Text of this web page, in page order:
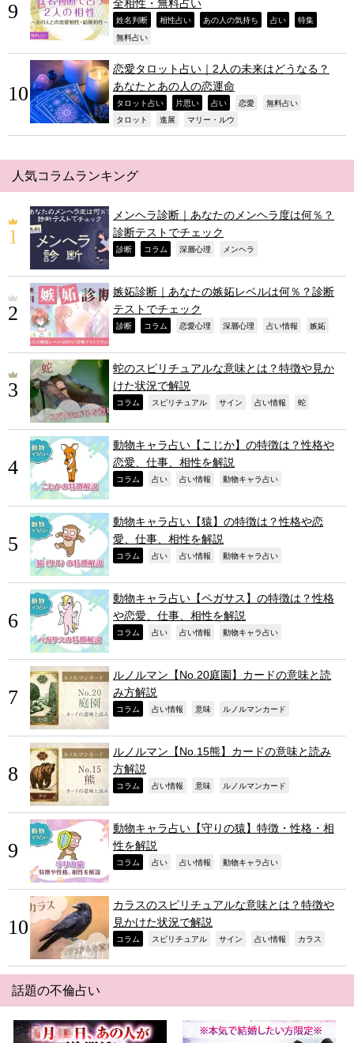
全相性・無料占い
姓名判断 相性占い あの人の気持ち 占い 特集
無料占い
恋愛タロット占い｜2人の未来はどうなる？
あなたとあの人の恋運命
タロット占い 片思い 占い 恋愛 無料占い
タロット 進展 マリー・ルウ
人気コラムランキング
メンヘラ診断｜あなたのメンヘラ度は何％？
診断テストでチェック
診断 コラム 深層心理 メンヘラ
嫉妬診断｜あなたの嫉妬レベルは何％？診断
テストでチェック
診断 コラム 恋愛心理 深層心理 占い情報 嫉妬
蛇のスピリチュアルな意味とは？特徴や見か
けた状況で解説
コラム スピリチュアル サイン 占い情報 蛇
動物キャラ占い【こじか】の特徴は？性格や
恋愛、仕事、相性を解説
コラム 占い 占い情報 動物キャラ占い
動物キャラ占い【猿】の特徴は？性格や恋
愛、仕事、相性を解説
コラム 占い 占い情報 動物キャラ占い
動物キャラ占い【ペガサス】の特徴は？性格
や恋愛、仕事、相性を解説
コラム 占い 占い情報 動物キャラ占い
ルノルマン【No.20庭園】カードの意味と読
み方解説
コラム 占い情報 意味 ルノルマンカード
ルノルマン【No.15熊】カードの意味と読み
方解説
コラム 占い情報 意味 ルノルマンカード
動物キャラ占い【守りの猿】特徴・性格・相
性を解説
コラム 占い 占い情報 動物キャラ占い
カラスのスピリチュアルな意味とは？特徴や
見かけた状況で解説
コラム スピリチュアル サイン 占い情報 カラス
話題の不倫占い